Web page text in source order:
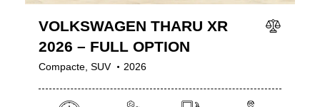
VOLKSWAGEN THARU XR
2026 – FULL OPTION
Compacte,SUV 2026